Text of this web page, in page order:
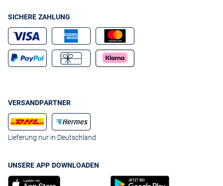
SICHERE ZAHLUNG
VERSANDPARTNER
Lieferung nur in Deutschland
UNSERE APP DOWNLOADEN